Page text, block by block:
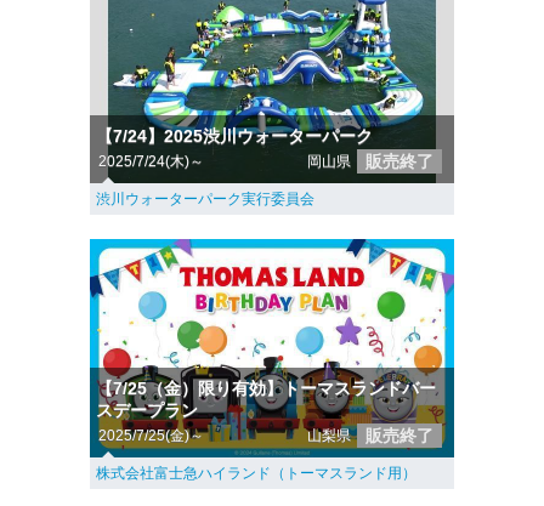
【7/24】2025渋川ウォーターパーク
2025/7/24(木)～ 岡山県 販売終了
渋川ウォーターパーク実行委員会
【7/25（金）限り有効】トーマスランドバー
スデープラン
2025/7/25(金)～ 山梨県 販売終了
株式会社富士急ハイランド（トーマスランド用）